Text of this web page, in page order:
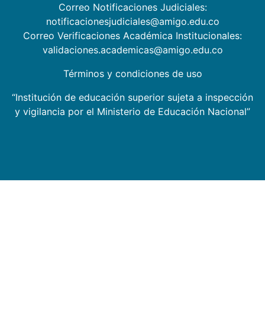
Correo Notificaciones Judiciales:
notificacionesjudiciales@amigo.edu.co
Correo Verificaciones Académica Institucionales:
validaciones.academicas@amigo.edu.co
Términos y condiciones de uso
“Institución de educación superior sujeta a inspección
y vigilancia por el Ministerio de Educación Nacional”